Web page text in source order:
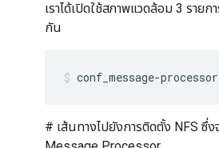
เราได้เปิดใช้สภาพแวดล้อม 3 ราย
กัน
conf_message-
# เส้นทางไปยังการติดตั้ง NFS ซึ่